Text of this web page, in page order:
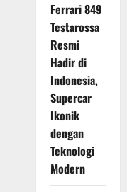
Ferrari 849
Testarossa
Resmi
Hadir di
Indonesia,
Supercar
Ikonik
dengan
Teknologi
Modern